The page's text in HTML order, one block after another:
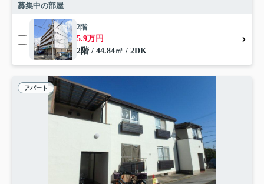
募集中の部屋
2階
5.9万円
2階 / 44.84㎡ / 2DK
アパート